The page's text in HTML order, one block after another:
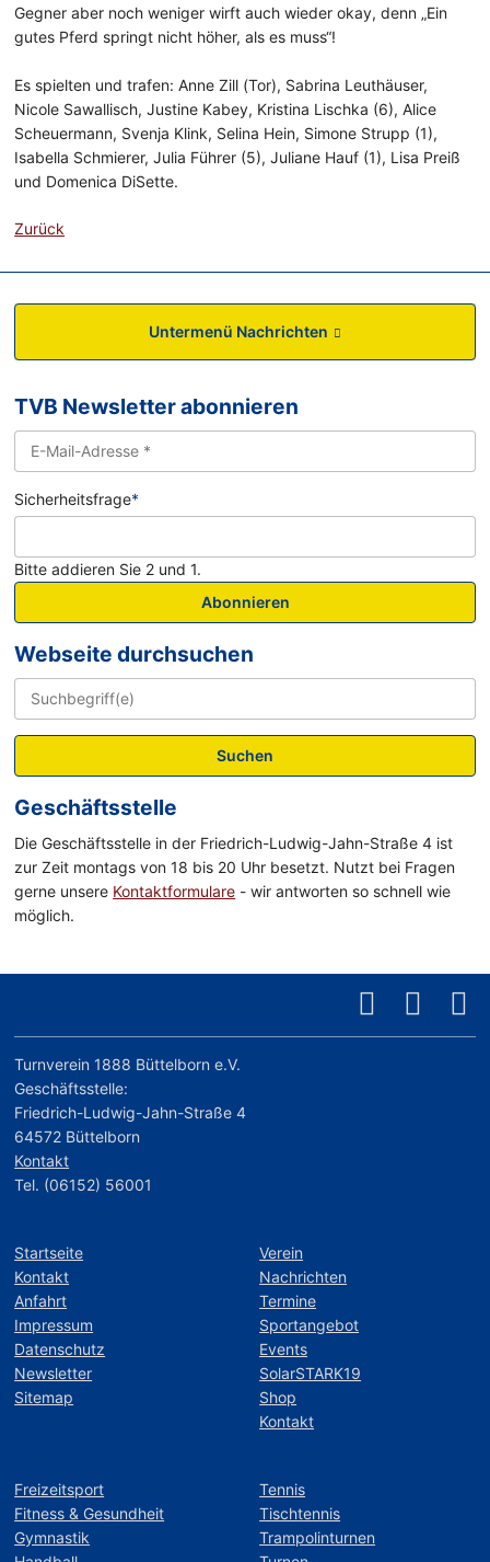
Gegner aber noch weniger wirft auch wieder okay, denn „Ein
gutes Pferd springt nicht höher, als es muss“!
Es spielten und trafen: Anne Zill (Tor), Sabrina Leuthäuser,
Nicole Sawallisch, Justine Kabey, Kristina Lischka (6), Alice
Scheuermann, Svenja Klink, Selina Hein, Simone Strupp (1),
Isabella Schmierer, Julia Führer (5), Juliane Hauf (1), Lisa Preiß
und Domenica DiSette.
Zurück
Untermenü Nachrichten
TVB Newsletter abonnieren
Sicherheitsfrage*
Bitte addieren Sie 2 und 1.
Abonnieren
Webseite durchsuchen
Suchen
Geschäftsstelle
Die Geschäftsstelle in der Friedrich-Ludwig-Jahn-Straße 4 ist
zur Zeit montags von 18 bis 20 Uhr besetzt. Nutzt bei Fragen
gerne unsere Kontaktformulare - wir antworten so schnell wie
möglich.
Turnverein 1888 Büttelborn e.V.
Geschäftsstelle:
Friedrich-Ludwig-Jahn-Straße 4
64572 Büttelborn
Kontakt
Tel. (06152) 56001
Startseite
Kontakt
Anfahrt
Impressum
Datenschutz
Newsletter
Sitemap
Verein
Nachrichten
Termine
Sportangebot
Events
SolarSTARK19
Shop
Kontakt
Freizeitsport
Fitness & Gesundheit
Gymnastik
Tennis
Tischtennis
Trampolinturnen